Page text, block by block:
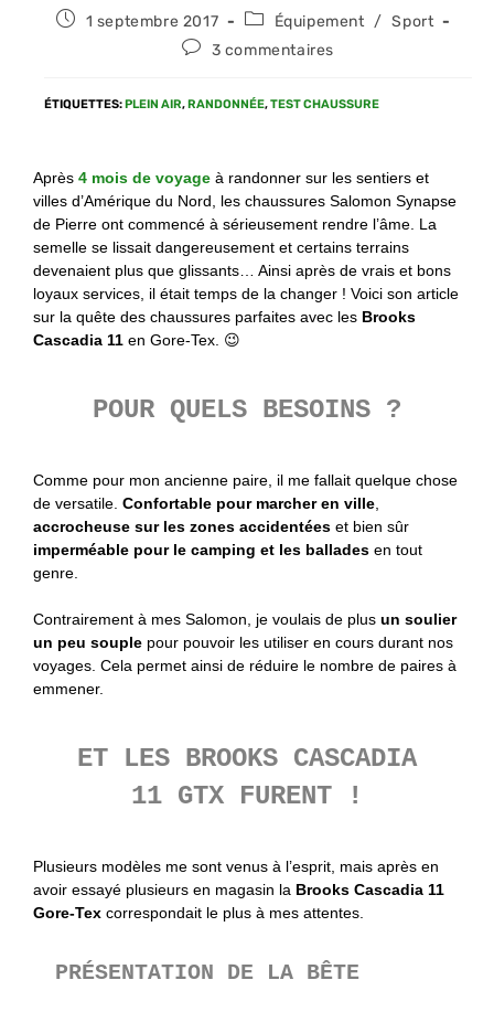
1 septembre 2017 Équipement / Sport
3 commentaires
ÉTIQUETTES: PLEIN AIR, RANDONNÉE,TEST CHAUSSURE
Après 4 mois de voyage à randonner sur les sentiers et
villes d’Amérique du Nord, les chaussures Salomon Synapse
de Pierre ont commencé à sérieusement rendre l’âme. La
semelle se lissait dangereusement et certains terrains
devenaient plus que glissants… Ainsi après de vrais et bons
loyaux services, il était temps de la changer ! Voici son article
sur la quête des chaussures parfaites avec les Brooks
Cascadia 11 en Gore-Tex. 😉
POUR QUELS BESOINS ?
Comme pour mon ancienne paire, il me fallait quelque chose
de versatile. Confortable pour marcher en ville
accrocheuse sur les zones accidentées et bien sûr
imperméable pour le camping et les ballades en tout
genre.
Contrairement à mes Salomon, je voulais de plus un soulier
un peu souple pour pouvoir les utiliser en cours durant nos
voyages. Cela permet ainsi de réduire le nombre de paires à
emmener.
ET LES BROOKS CASCADIA
11 GTX FURENT !
Plusieurs modèles me sont venus à l’esprit, mais après en
avoir essayé plusieurs en magasin la Brooks Cascadia 11
Gore-Tex correspondait le plus à mes attentes.
PRÉSENTATION DE LA BÊTE